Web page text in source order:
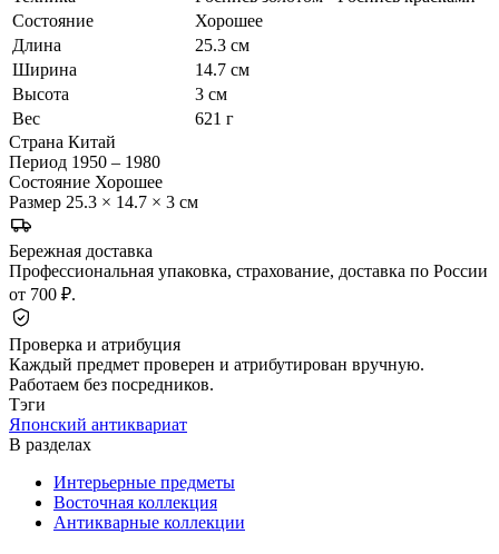
Состояние
Хорошее
Длина
25.3 см
Ширина
14.7 см
Высота
3 см
Вес
621 г
Страна Китай
Период 1950 – 1980
Состояние Хорошее
Размер 25.3 × 14.7 × 3 см
Бережная доставка
Профессиональная упаковка, страхование, доставка по России
от 700 ₽.
Проверка и атрибуция
Каждый предмет проверен и атрибутирован вручную.
Работаем без посредников.
Тэги
Японский антиквариат
В разделах
Интерьерные предметы
Восточная коллекция
Антикварные коллекции